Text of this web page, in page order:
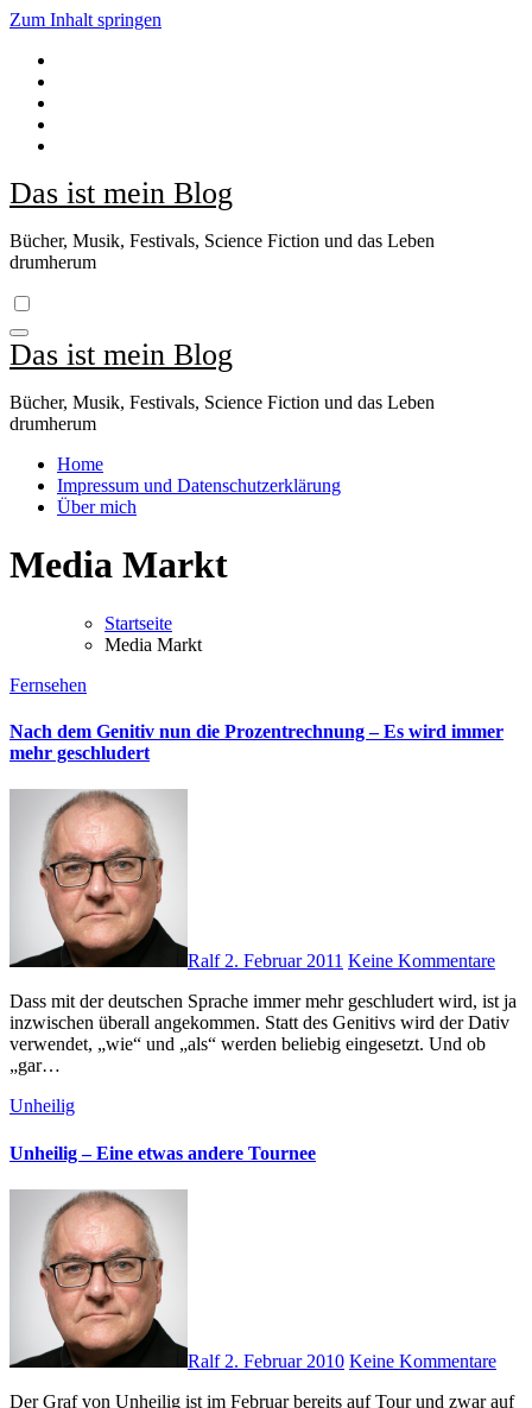
Zum Inhalt springen
Das ist mein Blog
Bücher, Musik, Festivals, Science Fiction und das Leben
drumherum
Das ist mein Blog
Bücher, Musik, Festivals, Science Fiction und das Leben
drumherum
Home
Impressum und Datenschutzerklärung
Über mich
Media Markt
Startseite
Media Markt
Fernsehen
Nach dem Genitiv nun die Prozentrechnung – Es wird immer
mehr geschludert
Ralf2. Februar 2011 Keine Kommentare
Dass mit der deutschen Sprache immer mehr geschludert wird, ist ja
inzwischen überall angekommen. Statt des Genitivs wird der Dativ
verwendet, „wie“ und „als“ werden beliebig eingesetzt. Und ob
„gar…
Unheilig
Unheilig – Eine etwas andere Tournee
Ralf 2. Februar 2010 Keine Kommentare
Der Graf von Unheilig ist im Februar bereits auf Tour und zwar auf